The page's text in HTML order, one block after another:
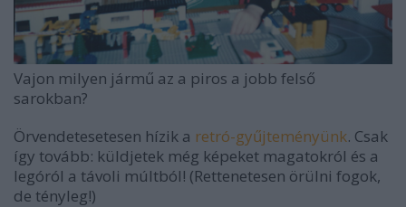
Vajon milyen jármű az a piros a jobb felső
sarokban?
Örvendetesetesen hízik a retró-gyűjteményünk. Csak
így tovább: küldjetek még képeket magatokról és a
legóról a távoli múltból! (Rettenetesen örülni fogok,
de tényleg!)